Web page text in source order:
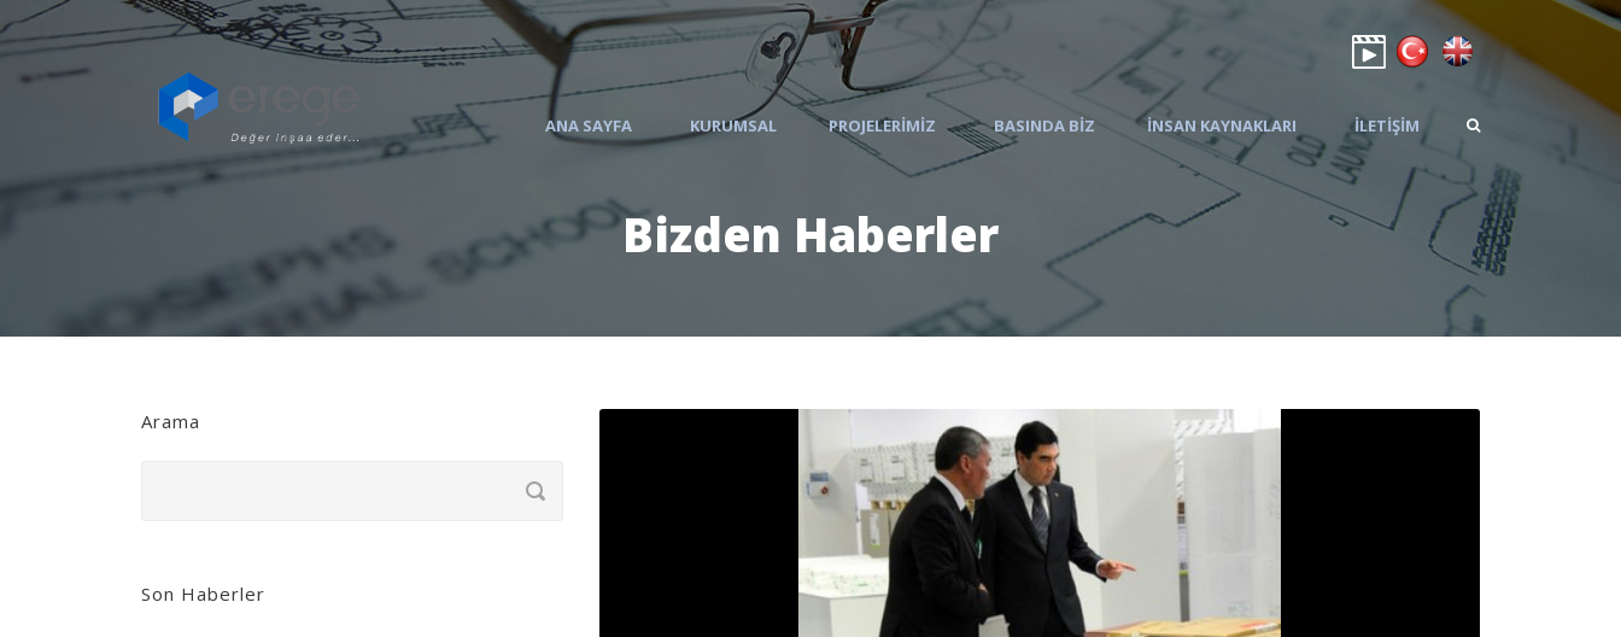
ANA SAYFA KURUMSAL PROJELERIMIZ BASINDA BIZ İNSAN KAYNAKLARI İLETIŞIM
Bizden Haberler
Arama
Son Haberler